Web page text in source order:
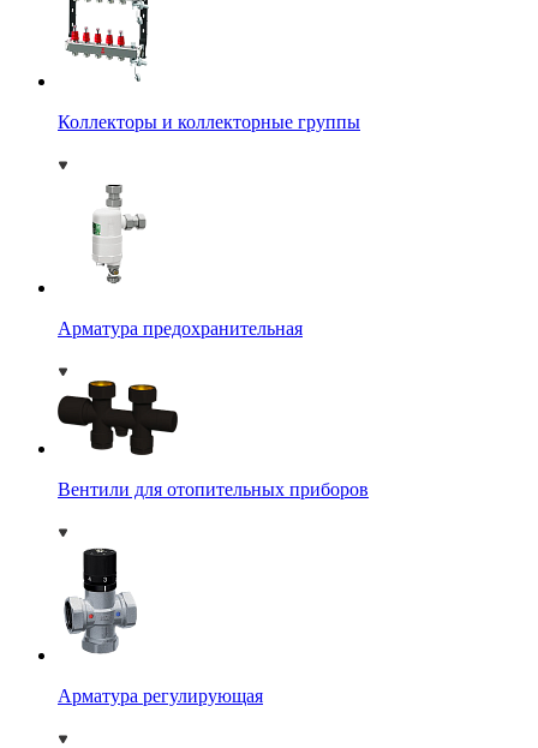
Коллекторы и коллекторные группы
Арматура предохранительная
Вентили для отопительных приборов
Арматура регулирующая